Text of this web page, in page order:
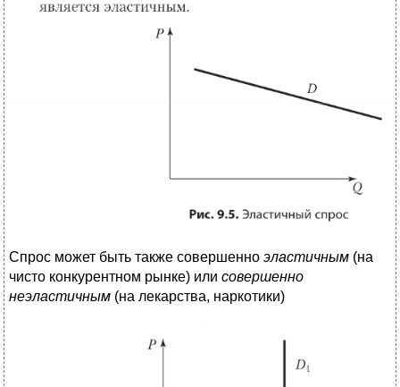
Спрос может быть также совершенно эластичным (на
чисто конкурентном рынке) или совершенно
неэластичным (на лекарства, наркотики)